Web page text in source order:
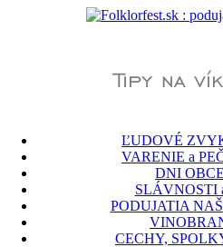
ĽUDOVÉ
VARENIE a
DNI
SLÁVNOSTI
PODUJATIA
CECHY,